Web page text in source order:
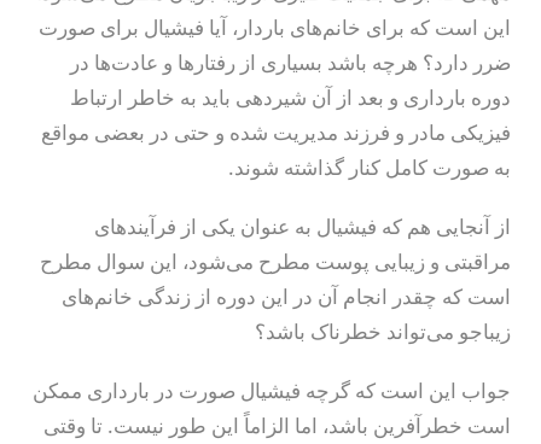
این است که برای خانم‌های باردار، آیا فیشیال برای صورت
ضرر دارد؟ هرچه باشد بسیاری از رفتارها و عادت‌ها در
دوره بارداری و بعد از آن شیردهی باید به خاطر ارتباط
فیزیکی مادر و فرزند مدیریت شده و حتی در بعضی مواقع
به صورت کامل کنار گذاشته شوند.
از آنجایی هم که فیشیال به عنوان یکی از فرآیندهای
مراقبتی و زیبایی پوست مطرح می‌شود، این سوال مطرح
است که چقدر انجام آن در این دوره از زندگی خانم‌های
زیباجو می‌تواند خطرناک باشد؟
جواب این است که گرچه فیشیال صورت در بارداری ممکن
است خطرآفرین باشد، اما الزاماً این طور نیست. تا وقتی